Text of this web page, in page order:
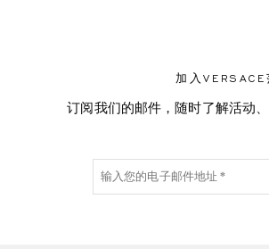
加入
订阅我们的邮件，随时了解活动